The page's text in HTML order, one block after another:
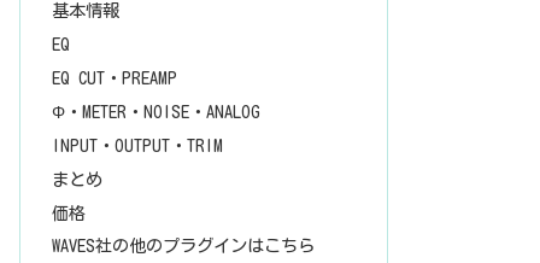
基本情報
EQ
EQ CUT・PREAMP
Φ・METER・NOISE・ANALOG
INPUT・OUTPUT・TRIM
まとめ
価格
WAVES社の他のプラグインはこちら